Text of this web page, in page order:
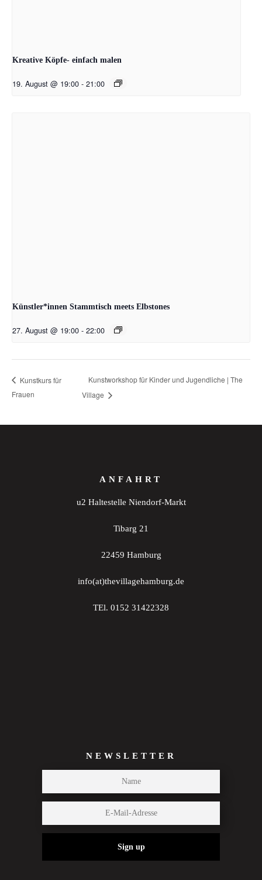
Kreative Köpfe- einfach malen
19. August @ 19:00 - 21:00
Künstler*innen Stammtisch meets Elbstones
27. August @ 19:00 - 22:00
Kunstkurs für
Frauen
Kunstworkshop für Kinder und Jugendliche | The
Village
ANFAHRT
u2 Haltestelle Niendorf-Markt
Tibarg 21
22459 Hamburg
info(at)thevillagehamburg.de
TEl. 0152 31422328
NEWSLETTER
Sign up